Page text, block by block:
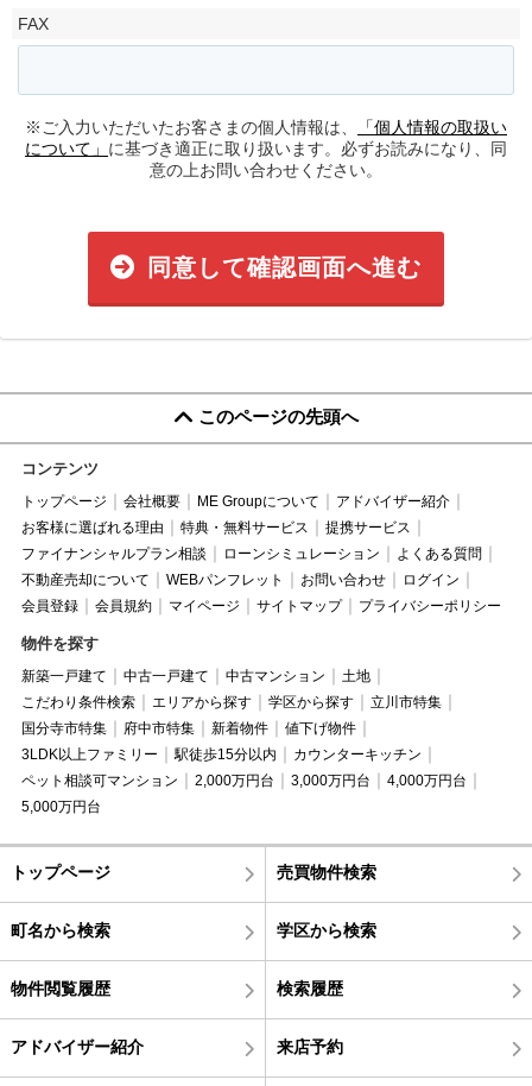
FAX
※ご入力いただいたお客さまの個人情報は、
「個人情報の取扱い
について」 に基づき適正に取り扱います。必ずお読みになり、同
意の上お問い合わせください。
同意して確認画面へ進む
このページの先頭へ
コンテンツ
トップページ 会社概要 ME Groupについて
アドバイザー紹介
お客様に選ばれる理由
特典・無料サービス
提携サービス
ファイナンシャルプラン相談
ローンシミュレーション
よくある質問
不動産売却について
WEBパンフレット お問い合わせ
ログイン
会員登録
会員規約 マイページ サイトマップ プライバシーポリシー
物件を探す
新築一戸建て 中古一戸建て 中古マンション
土地
こだわり条件検索
エリアから探す 学区から探す
立川市特集
国分寺市特集
府中市特集 新着物件
値下げ物件
3LDK以上ファミリー
駅徒歩15分以内
カウンターキッチン
ペット相談可マンション
2,000万円台 3,000万円台
4,000万円台
5,000万円台
トップページ 売買物件検索
町名から検索 学区から検索
物件閲覧履歴 検索履歴
アドバイザー紹介 来店予約